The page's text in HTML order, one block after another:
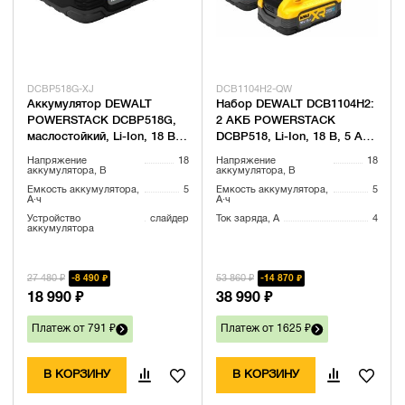
DCBP518G-XJ
Аккумулятор DEWALT
POWERSTACK DCBP518G,
маслостойкий, Li-Ion, 18 В, 5
Напряжение
аккумулятора, В
18
Емкость аккумулятора,
А·ч
5
Устройство
аккумулятора
слайдер
27 480 ₽ 8 490 ₽
18 990 ₽
Платеж от 791 ₽
В КОРЗИНУ
DCB1104H2-QW
Набор DEWALT DCB1104H2:
2 АКБ POWERSTACK
DCBP518, Li-Ion, 18 В, 5 Ач
DCB1104, 12/18 В, 4 А
(DCB1104H2-QW)
Напряжение
аккумулятора, В
18
Емкость аккумулятора,
А·ч
5
Ток заряда, А 4
53 860 ₽ 14 870 ₽
38 990 ₽
Платеж от 1625 ₽
В КОРЗИНУ